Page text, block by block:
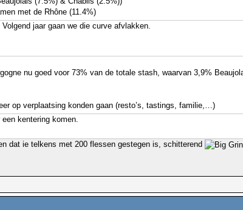
met de Rhône (11.4%)
jaar gaan we die curve afvlakken.
nu goed voor 73% van de totale stash, waarvan 3,9%
op verplaatsing konden gaan (resto’s, tastings, familie,…)
kentering komen.
dat ie telkens met 200 flessen gestegen is, schitterend